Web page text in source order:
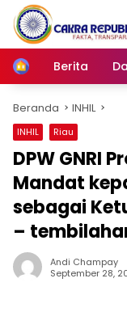
Langsung
konten
Home
Berita
Beranda INHIL
INHIL Riau
DPW GNRI
Mandat
sebagai
–
Andi Champay
September 28,